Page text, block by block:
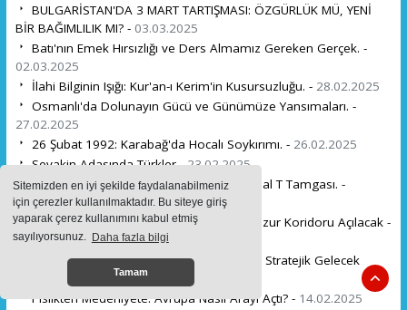
Sitemizden en iyi şekilde faydalanabilmeniz
için çerezler kullanılmaktadır. Bu siteye giriş
yaparak çerez kullanımını kabul etmiş
sayılıyorsunuz. Daha fazla bilgi
Tamam
BULGARİSTAN'DA 3 MART TARTIŞMASI: ÖZGÜRLÜK MÜ, YENİ
BİR BAĞIMLILIK MI? - 03.03.2025
Batı'nın Emek Hırsızlığı ve Ders Almamız Gereken Gerçek. -
02.03.2025
İlahi Bilginin Işığı: Kur'an-ı Kerim'in Kusursuzluğu. - 28.02.2025
Osmanlı'da Dolunayın Gücü ve Günümüze Yansımaları. -
27.02.2025
26 Şubat 1992: Karabağ'da Hocalı Soykırımı. - 26.02.2025
Sevakin Adasında Türkler -23.02.2025
Kıtalararası Bağların Kadim Şifreleri: Kutsal T Tamgası. -
20.02.2025
İran'ın Absürt İddialarına Rağmen Zengezur Koridoru Açılacak -
17.02.2025
Avrupa'nın Türkiye'ye Olan Bağımlılığı ve Stratejik Gelecek
Rafet ULUTÜRK . -16.02.2025
Pislikten Medeniyete: Avrupa Nasıl Arayı Açtı? - 14.02.2025